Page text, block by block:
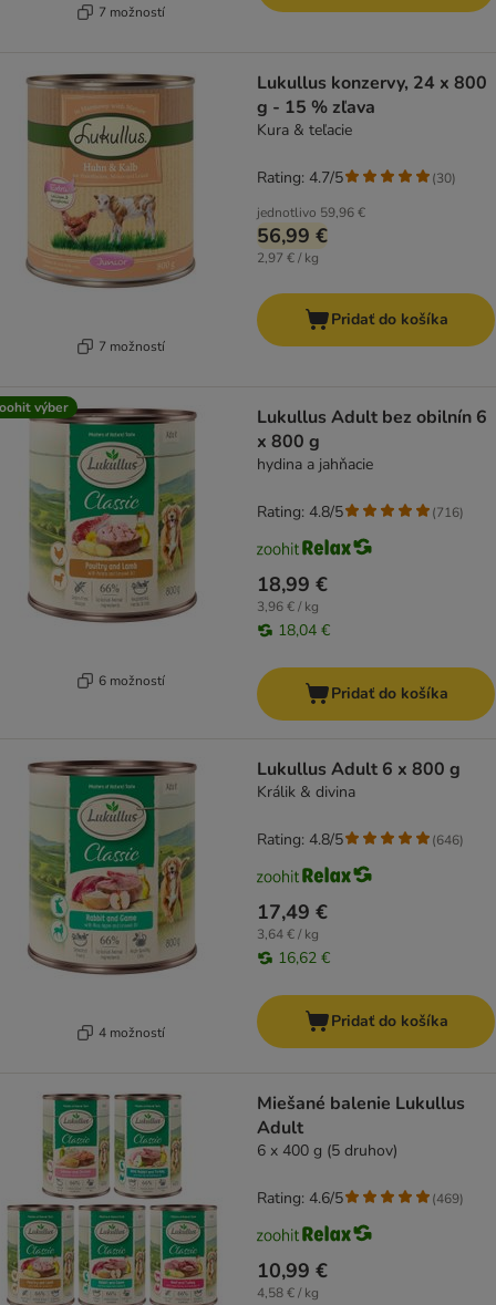
7 možností
7 možností
Lukullus konzervy, 24 x 800
g - 15 % zľava
Kura & teľacie
jednotlivo 59,96 €
56,99 €
2,97 € / kg
Rating: 4.7/5 (30)
Pridať do košíka
výber
6 možností
Lukullus Adult bez obilnín 6
x 800 g
hydina a jahňacie
18,99 €
3,96 € / kg
18,04 €
Rating: 4.8/5 (716)
Pridať do košíka
4 možností
Lukullus Adult 6 x 800 g
Králik & divina
17,49 €
3,64 € / kg
16,62 €
Rating: 4.8/5 (646)
Pridať do košíka
Miešané balenie Lukullus
Adult
6 x 400 g (5 druhov)
10,99 €
4,58 € / kg
Rating: 4.6/5 (469)